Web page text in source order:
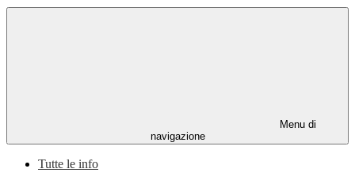
Menu di
navigazione
Tutte le info